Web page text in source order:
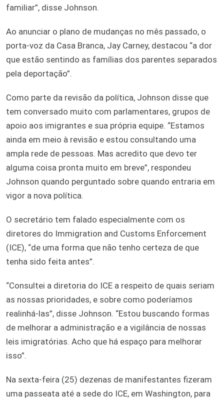
familiar”, disse Johnson.
Ao anunciar o plano de mudanças no mês passado, o
porta-voz da Casa Branca, Jay Carney, destacou “a dor
que estão sentindo as famílias dos parentes separados
pela deportação”.
Como parte da revisão da política, Johnson disse que
tem conversado muito com parlamentares, grupos de
apoio aos imigrantes e sua própria equipe. “Estamos
ainda em meio à revisão e estou consultando uma
ampla rede de pessoas. Mas acredito que devo ter
alguma coisa pronta muito em breve”, respondeu
Johnson quando perguntado sobre quando entraria em
vigor a nova política.
O secretário tem falado especialmente com os
diretores do Immigration and Customs Enforcement
(ICE), “de uma forma que não tenho certeza de que
tenha sido feita antes”.
“Consultei a diretoria do ICE a respeito de quais seriam
as nossas prioridades, e sobre como poderíamos
realinhá-las”, disse Johnson. “Estou buscando formas
de melhorar a administração e a vigilância de nossas
leis imigratórias. Acho que há espaço para melhorar
isso”.
Na sexta-feira (25) dezenas de manifestantes fizeram
uma passeata até a sede do ICE, em Washington, para